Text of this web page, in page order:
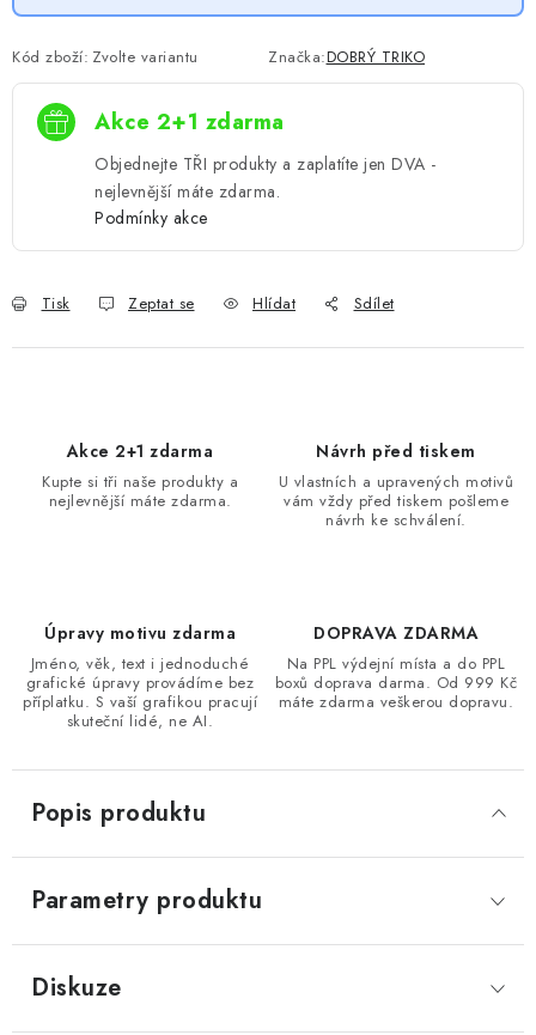
Kód zboží: Zvolte variantu Značka:DOBRÝ TRIKO
Akce 2+1 zdarma
Objednejte TŘI produkty a zaplatíte jen DVA -
nejlevnější máte zdarma.
Podmínky akce
Tisk Zeptat se Hlídat Sdílet
Akce 2+1 zdarma
Kupte si tři naše produkty a
nejlevnější máte zdarma.
Návrh před tiskem
U vlastních a upravených motivů
vám vždy před tiskem pošleme
návrh ke schválení.
Úpravy motivu zdarma
Jméno, věk, text i jednoduché
grafické úpravy provádíme bez
příplatku. S vaší grafikou pracují
skuteční lidé, ne AI.
DOPRAVA ZDARMA
Na PPL výdejní místa a do PPL
boxů doprava darma. Od 999 Kč
máte zdarma veškerou dopravu.
Popis produktu
Parametry produktu
Diskuze